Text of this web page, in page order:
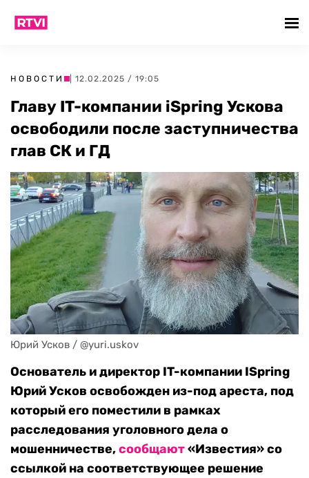
НОВОСТИ | 12.02.2025 / 19:05
Главу IT-компании iSpring Ускова
освободили после заступничества
глав СК и ГД
Юрий Усков / @yuri.uskov
Основатель и директор IT-компании ISpring
Юрий Усков освобожден из-под ареста, под
который его поместили в рамках
расследования уголовного дела о
мошенничестве,сообщают«Известия» со
ссылкой на соответствующее решение